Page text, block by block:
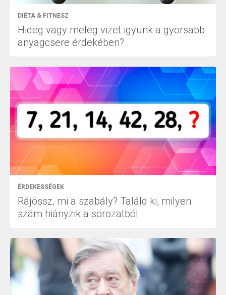
DIÉTA & FITNESZ
Hideg vagy meleg vizet igyunk a gyorsabb
anyagcsere érdekében?
ÉRDEKESSÉGEK
Rájössz, mi a szabály? Találd ki, milyen
szám hiányzik a sorozatból